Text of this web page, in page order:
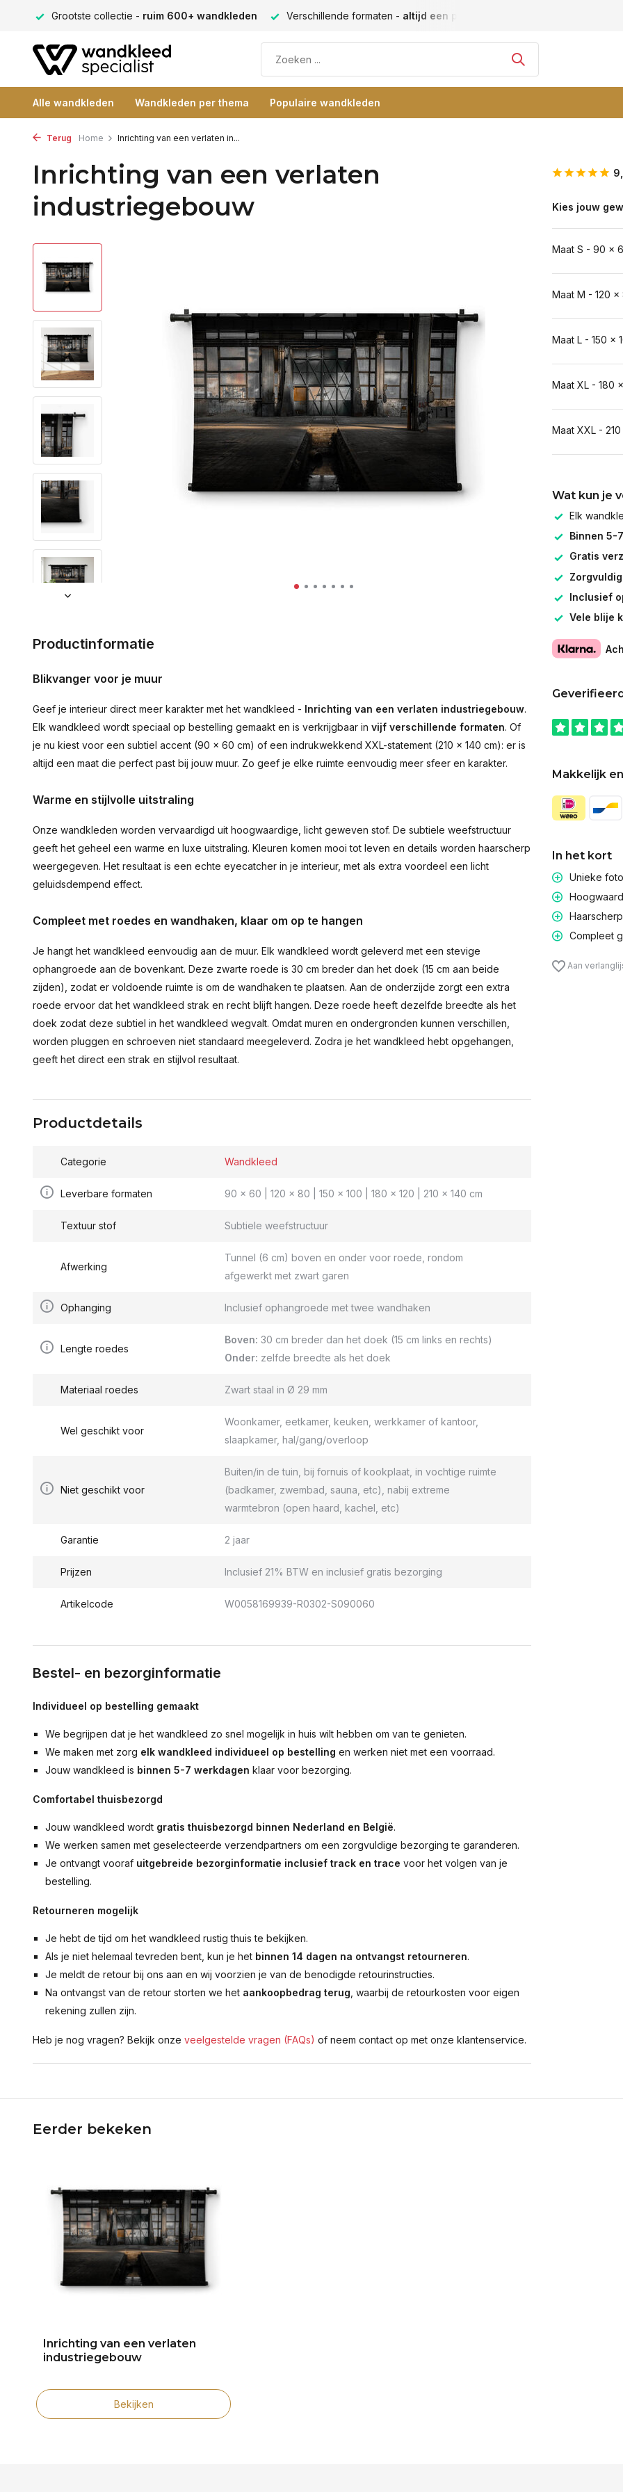
Grootste collectie - ruim 600+ wandkleden Verschillende formaten - altijd een passende maat
Alle wandkleden Wandkleden per thema Populaire wandkleden
Terug Home Inrichting van een verlaten in...
Inrichting van een verlaten
industriegebouw
Productinformatie
Blikvanger voor je muur
Geef je interieur direct meer karakter met het wandkleed - Inrichting van een verlaten industriegebouw.
Elk wandkleed wordt speciaal op bestelling gemaakt en is verkrijgbaar in vijf verschillende formaten. Of
je nu kiest voor een subtiel accent (90 × 60 cm) of een indrukwekkend XXL-statement (210 × 140 cm): er is
altijd een maat die perfect past bij jouw muur. Zo geef je elke ruimte eenvoudig meer sfeer en karakter.
Warme en stijlvolle uitstraling
Onze wandkleden worden vervaardigd uit hoogwaardige, licht geweven stof. De subtiele weefstructuur
geeft het geheel een warme en luxe uitstraling. Kleuren komen mooi tot leven en details worden haarscherp
weergegeven. Het resultaat is een echte eyecatcher in je interieur, met als extra voordeel een licht
geluidsdempend effect.
Compleet met roedes en wandhaken, klaar om op te hangen
Je hangt het wandkleed eenvoudig aan de muur. Elk wandkleed wordt geleverd met een stevige
ophangroede aan de bovenkant. Deze zwarte roede is 30 cm breder dan het doek (15 cm aan beide
zijden), zodat er voldoende ruimte is om de wandhaken te plaatsen. Aan de onderzijde zorgt een extra
roede ervoor dat het wandkleed strak en recht blijft hangen. Deze roede heeft dezelfde breedte als het
doek zodat deze subtiel in het wandkleed wegvalt. Omdat muren en ondergronden kunnen verschillen,
worden pluggen en schroeven niet standaard meegeleverd. Zodra je het wandkleed hebt opgehangen,
geeft het direct een strak en stijlvol resultaat.
Productdetails
Categorie Wandkleed
Leverbare formaten 90 x 60 | 120 x 80 | 150 x 100 | 180 x 120 | 210 x 140 cm
Textuur stof Subtiele weefstructuur
Afwerking
Tunnel (6 cm) boven en onder voor roede, rondom
afgewerkt met zwart garen
Ophanging Inclusief ophangroede met twee wandhaken
Lengte roedes
Boven: 30 cm breder dan het doek (15 cm links en rechts)
Onder: zelfde breedte als het doek
Materiaal roedes Zwart staal in Ø 29 mm
Wel geschikt voor
Woonkamer, eetkamer, keuken, werkkamer of kantoor,
slaapkamer, hal/gang/overloop
Niet geschikt voor
Buiten/in de tuin, bij fornuis of kookplaat, in vochtige ruimte
(badkamer, zwembad, sauna, etc), nabij extreme
warmtebron (open haard, kachel, etc)
Garantie 2 jaar
Prijzen Inclusief 21% BTW en inclusief gratis bezorging
Artikelcode W0058169939-R0302-S090060
Bestel- en bezorginformatie
Individueel op bestelling gemaakt
We begrijpen dat je het wandkleed zo snel mogelijk in huis wilt hebben om van te genieten.
We maken met zorg elk wandkleed individueel op bestelling en werken niet met een voorraad.
Jouw wandkleed is binnen 5-7 werkdagen klaar voor bezorging.
Comfortabel thuisbezorgd
Jouw wandkleed wordt gratis thuisbezorgd binnen Nederland en België.
We werken samen met geselecteerde verzendpartners om een zorgvuldige bezorging te garanderen.
Je ontvangt vooraf uitgebreide bezorginformatie inclusief track en trace voor het volgen van je
bestelling.
Retourneren mogelijk
Je hebt de tijd om het wandkleed rustig thuis te bekijken.
Als je niet helemaal tevreden bent, kun je het binnen 14 dagen na ontvangst retourneren.
Je meldt de retour bij ons aan en wij voorzien je van de benodigde retourinstructies.
Na ontvangst van de retour storten we het aankoopbedrag terug , waarbij de retourkosten voor eigen
rekening zullen zijn.
Heb je nog vragen? Bekijk onze veelgestelde vragen (FAQs) of neem contact op met onze klantenservice.
Kies jouw
Maat S - 90 x
Maat M - 120 x
Maat L - 150 x
Maat XL - 180
Maat XXL -
Wat kun je
Elk
Binnen 5-
Gratis
Inclusief
Vele blije
Makkelijk
In het kort
Unieke
Compleet
Aan
Eerder bekeken
Inrichting van een verlaten
industriegebouw
Bekijken